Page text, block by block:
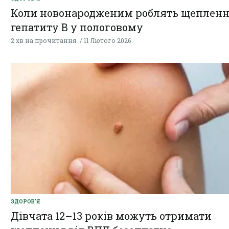
Коли новонародженим роблять
гепатиту В у пологовому
2 хв на прочитання 11 Лютого 2026
ЗДОРОВ'Я
Дівчата 12–13 років можуть отримати